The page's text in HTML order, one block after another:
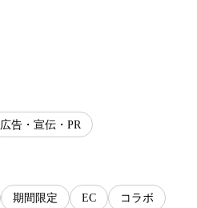
広告・宣伝・PR
期間限定 EC コラボ